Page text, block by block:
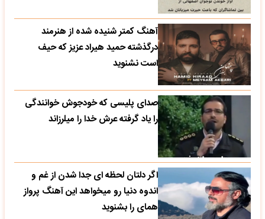
آهنگ کمتر شنیده شده از هنرمند
درگذشته حمید هیراد عزیز که حیف
است نشنوید
صدای پلیسی که خودجوش خوانندگی
را یاد گرفته عرش خدا را میلرزاند
اگر دلتان لحظه ای جدا شدن از غم و
اندوه دنیا رو میخواهد این آهنگ پرواز
همای را بشنوید